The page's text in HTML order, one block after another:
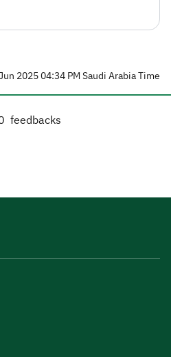
2025 04:34 PM Saudi Arabia Time
feedbacks